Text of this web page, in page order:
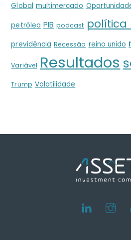
Global multimercado
petróleo PIB podcast política
previdência Recessão reino unido
Variável Resultados
Trump Volatilidade
Back
To
LinkedIn